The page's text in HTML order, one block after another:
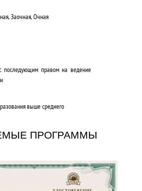
Заочная, Очная
последующим правом на ведение
выше среднего
ПРОГРАММЫ